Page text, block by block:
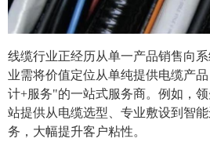
线缆行业正经历从单一产品销售向
业需将价值定位从单纯提供电缆产
计+服务"的一站式服务商。例如，
站提供从电缆选型、专业敷设到智
务，大幅提升客户粘性。